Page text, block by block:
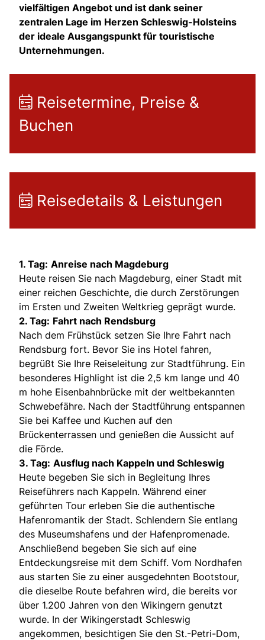
vielfältigen Angebot und ist dank seiner
zentralen Lage im Herzen Schleswig-Holsteins
der ideale Ausgangspunkt für touristische
Unternehmungen.
Reisetermine, Preise &
Buchen
Reisedetails & Leistungen
1. Tag: Anreise nach Magdeburg
Heute reisen Sie nach Magdeburg, einer Stadt mit
einer reichen Geschichte, die durch Zerstörungen
im Ersten und Zweiten Weltkrieg geprägt wurde.
2. Tag: Fahrt nach Rendsburg
Nach dem Frühstück setzen Sie Ihre Fahrt nach
Rendsburg fort. Bevor Sie ins Hotel fahren,
begrüßt Sie Ihre Reiseleitung zur Stadtführung. Ein
besonderes Highlight ist die 2,5 km lange und 40
m hohe Eisenbahnbrücke mit der weltbekannten
Schwebefähre. Nach der Stadtführung entspannen
Sie bei Kaffee und Kuchen auf den
Brückenterrassen und genießen die Aussicht auf
die Förde.
3. Tag: Ausflug nach Kappeln und Schleswig
Heute begeben Sie sich in Begleitung Ihres
Reiseführers nach Kappeln. Während einer
geführten Tour erleben Sie die authentische
Hafenromantik der Stadt. Schlendern Sie entlang
des Museumshafens und der Hafenpromenade.
Anschließend begeben Sie sich auf eine
Entdeckungsreise mit dem Schiff. Vom Nordhafen
aus starten Sie zu einer ausgedehnten Bootstour,
die dieselbe Route befahren wird, die bereits vor
über 1.200 Jahren von den Wikingern genutzt
wurde. In der Wikingerstadt Schleswig
angekommen, besichtigen Sie den St.-Petri-Dom,